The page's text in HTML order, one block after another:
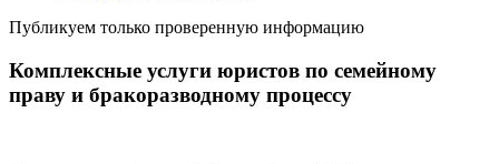
Публикуем только проверенную информацию
Комплексные услуги юристов по семейному
праву и бракоразводному процессу